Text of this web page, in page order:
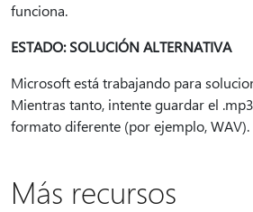
funciona.
ESTADO: SOLUCIÓN ALTERNATIVA
Microsoft está trabajando para
Mientras tanto, intente guardar el
formato diferente (por ejemplo, WAV).
Más recursos